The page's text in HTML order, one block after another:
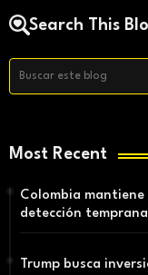
Search This
Most Recent
Colombia mantiene
detección
Trump busca